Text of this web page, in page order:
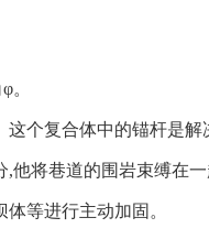
。
个复合体中的锚杆是
将巷道的围岩束缚在一
等进行主动加固。